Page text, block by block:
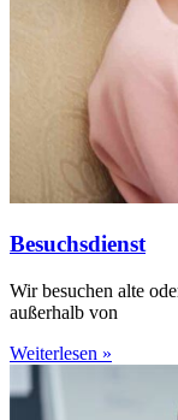
Besuchsdienst
Wir besuchen alte
außerhalb von
Weiterlesen »